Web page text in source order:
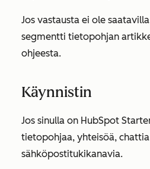
Jos vastausta ei ole
segmentti tietopohjan
ohjeesta.
Käynnistin
Jos sinulla on HubSpot
tietopohjaa, yhteisöä,
sähköpostitukikanavia.